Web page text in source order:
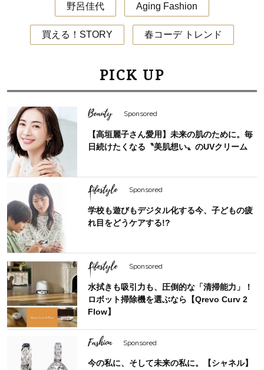
野呂佳代 Aging Fashion
買える！STORY 春コーデ トレンド
PICK UP
Beauty Sponsored
【高垣麗子さん愛用】未来の肌のために。毎
日続けたくなる〝美肌想い〟のUVクリーム
Lifestyle Sponsored
学校も遊びもデジタル化する今、子どもの疲
れ目をどうケアする!?
Lifestyle Sponsored
水拭きも吸引力も、圧倒的な「清掃能力」！
ロボット掃除機を選ぶなら【Qrevo Curv 2
Flow】
Fashion Sponsored
今の私に、そして未来の私に。【シャネル】